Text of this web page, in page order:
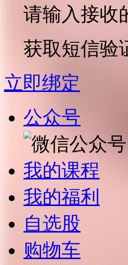
请输入接收
获取短信验
立即绑定
公众号
我的课程
我的福利
自选股
购物车